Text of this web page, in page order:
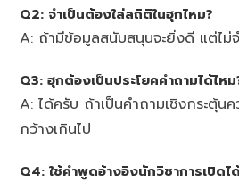
Q2: จำเป็นต้องใส่สถิติในฮุกไหม?
A: ถ้ามีข้อมูลสนับสนุนจะยิ่งดี แต่ไม่
Q3: ฮุกต้องเป็นประโยคคำถามได้ไหม
A: ได้ครับ ถ้าเป็นคำถามเชิงกระตุ้น
กว้างเกินไป
Q4: ใช้คำพูดอ้างอิงนักวิชาการเปิดไ